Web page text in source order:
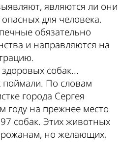
являются ли они
для человека.
обязательно
и направляются на
собак...
поймали. По словам
города Сергея
году на прежнее место
собак. Этих животных
но желающих,